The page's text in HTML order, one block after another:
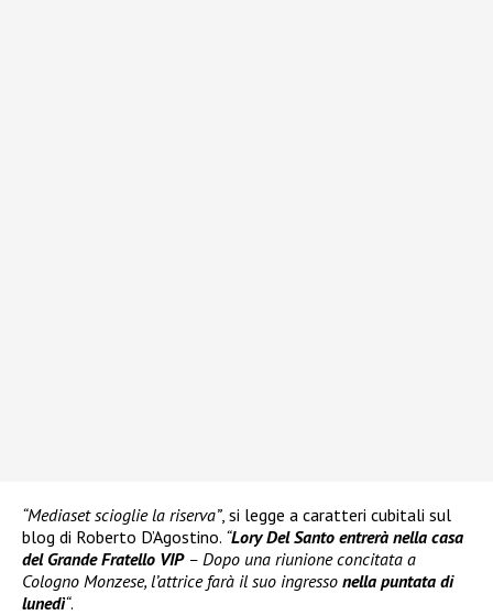
“Mediaset scioglie la riserva”, si legge a caratteri cubitali sul
blog di Roberto D’Agostino. “Lory Del Santo entrerà nella casa
del Grande Fratello VIP– Dopo una riunione concitata a
Cologno Monzese, l’attrice farà il suo ingresso nella puntata di
lunedì“.